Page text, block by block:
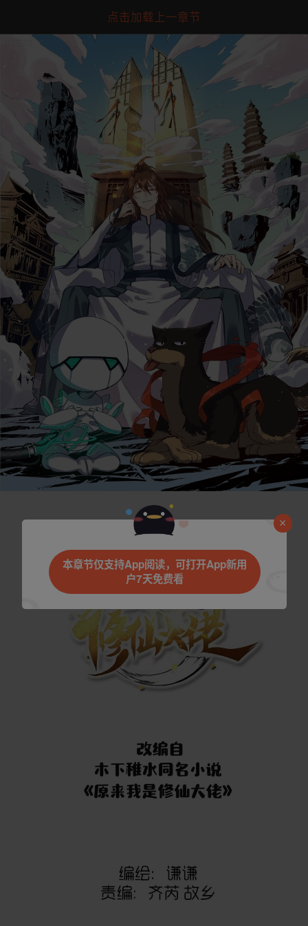
点击加载上一章节
本章节仅支持App阅读，可打开App新用
户7天免费看